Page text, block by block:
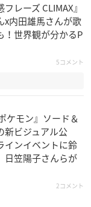
レーズ CLIMAX』
x内田雄馬さんが歌
！世界観が分かるP
5コメント
ケモン』ソード＆
新ビジュアル公
インイベントに鈴
日笠陽子さんらが
2コメント